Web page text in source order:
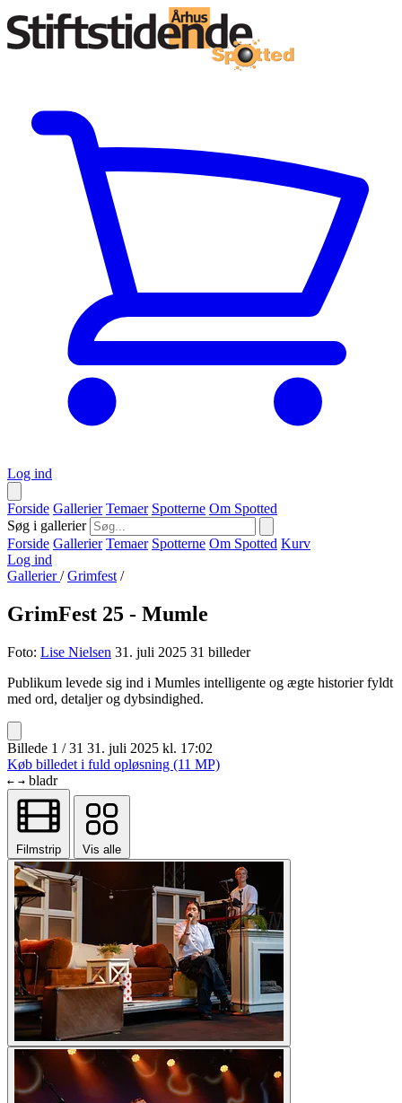
Log ind
Forside Gallerier Temaer Spotterne Om Spotted
Søg i gallerier
Forside Gallerier Temaer Spotterne Om Spotted Kurv
Log ind
Gallerier/ Grimfest /
GrimFest 25 - Mumle
Foto: Lise Nielsen 31. juli 2025 31 billeder
Publikum levede sig ind i Mumles intelligente og ægte historier fyldt
med ord, detaljer og dybsindighed.
Billede 1 / 31 31. juli 2025 kl. 17:02
Køb billedet i fuld opløsning (11 MP)
← → bladr
Filmstrip Vis alle